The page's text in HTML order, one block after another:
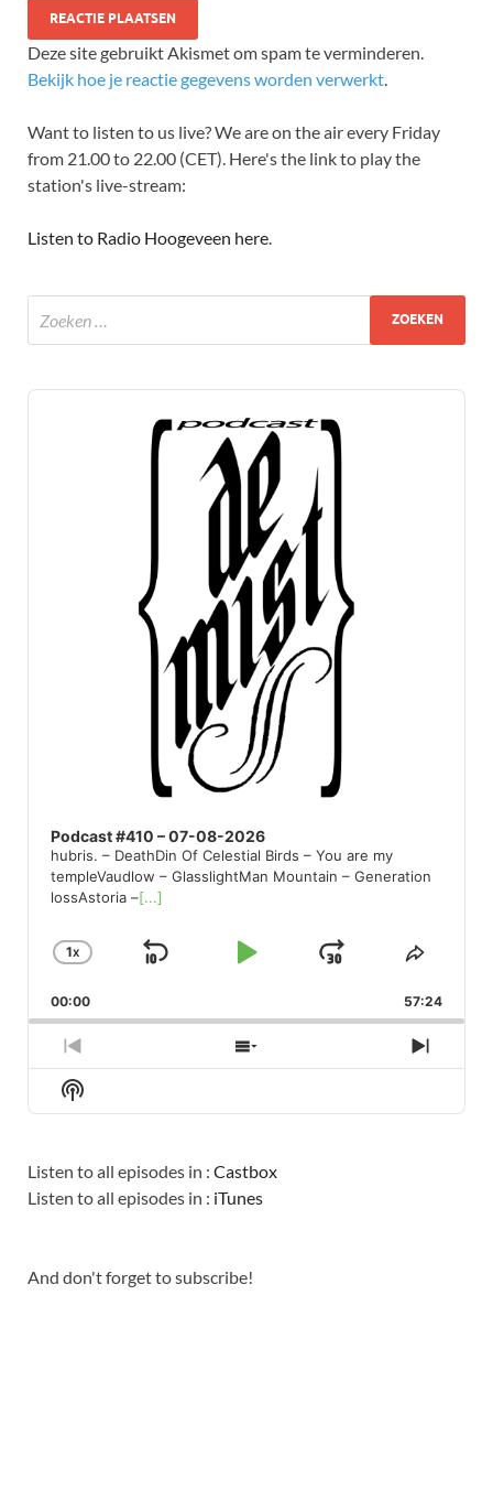
Deze site gebruikt Akismet om spam te verminderen.
Bekijk hoe je reactie gegevens worden verwerkt
Want to listen to us live? We are on the air every Friday
from 21.00 to 22.00 (CET). Here's the link to play the
station's live-stream:
Listen to Radio Hoogeveen here
Audio
Podcast #410 – 07-08-2026
hubris. – DeathDin Of Celestial Birds – You are my
templeVaudlow – GlasslightMan Mountain – Generation
lossAstoria –[...]
CHANGE
RATE
1X
SKIP
PLAYJUMP
FORWARD
SHARE
00:00 57:24
PREVIOUS
EPISODE
SHOW
EPISODES
NEXT
Show
Podcast
Listen to all episodes in : Castbox
Listen to all episodes in : iTunes
And don't forget to subscribe!